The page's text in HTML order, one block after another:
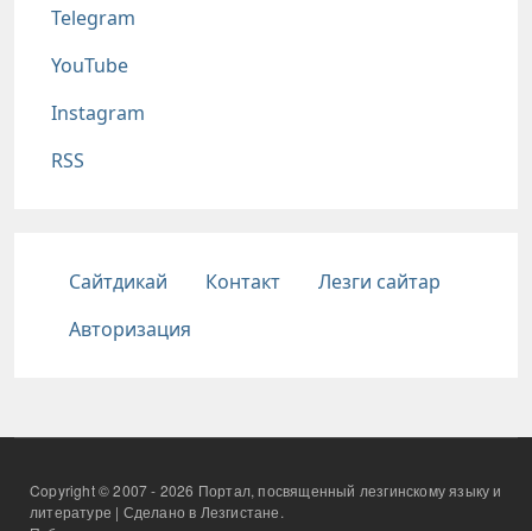
Telegram
YouTube
Instagram
RSS
Подвал
Сайтдикай Контакт
Лезги сайтар
Авторизация
Copyright © 2007 - 2026 Портал, посвященный лезгинскому языку и
литературе | Сделано в Лезгистане.